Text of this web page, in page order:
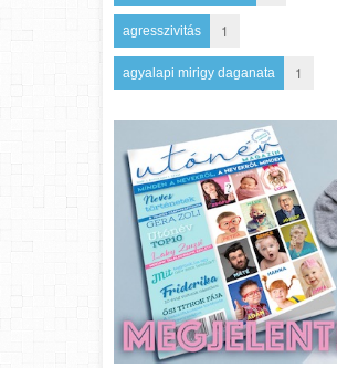
agresszivitás 1
agyalapi mirigy daganata 1